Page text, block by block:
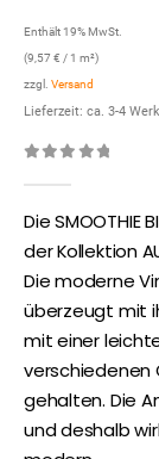
Enthält 19% MwSt.
(9,57 € / 1 m²)
zzgl. Versand
Lieferzeit: ca. 3-4
Die
der Kollektion
Die moderne
überzeugt mit
mit einer
verschiedenen
gehalten. Die
und deshalb